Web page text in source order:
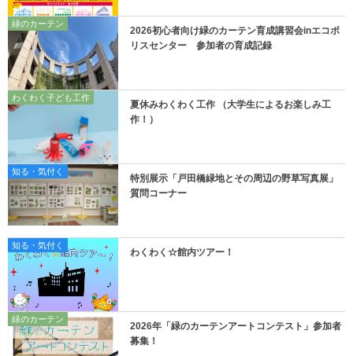
緑のカーテン
2026初心者向け緑のカーテン育成講習会inエコポ
リスセンター 参加者の育成記録
わくわく子ども工作
夏休みわくわく工作 （大学生によるお楽しみ工
作！）
知る・気付く
特別展示「戸田橋緑地とその周辺の野草写真展」
質問コーナー
知る・気付く
わくわく☆館内ツアー！
緑のカーテン
2026年「緑のカーテンアートコンテスト」参加者
募集！